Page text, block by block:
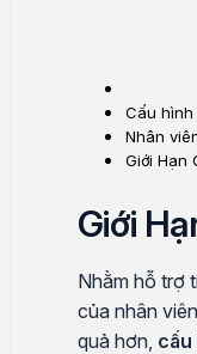
Cấu
Nhân
Giới Hạn
Giới
Nhằm hỗ trợ
của nhân
quả hơn,